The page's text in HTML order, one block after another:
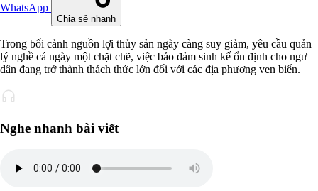
WhatsApp
Chia sẻ nhanh
Trong bối cảnh nguồn lợi thủy sản ngày càng suy giảm, yêu cầu quản
lý nghề cá ngày một chặt chẽ, việc bảo đảm sinh kế ổn định cho ngư
dân đang trở thành thách thức lớn đối với các địa phương ven biển.
Nghe nhanh bài viết